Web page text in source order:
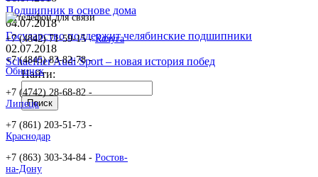
Подшипник в основе дома
04.07.2018
Государство поддержит челябинские подшипники
02.07.2018
Schaeffler Audi Sport – новая история побед
Найти:
+7 (4842) 71-59-15 -Калуга
+7 (4845) 83-82-78 -
Обнинск
+7 (4742) 28-68-82 -
Липецк
+7 (861) 203-51-73 -
Краснодар
+7 (863) 303-34-84 - Ростов-
на-Дону